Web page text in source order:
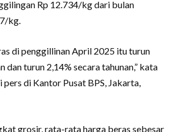
Rp 12.734/kg dari bulan
kg.
di penggillinan April 2025 itu turun
dan turun 2,14% secara tahunan,” kata
di Kantor Pusat BPS, Jakarta,
grosir, rata-rata harga beras sebesar